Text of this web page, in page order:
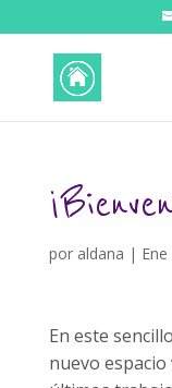
por aldana |
En este
nuevo